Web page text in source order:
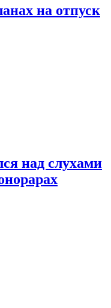
на отпуск
над слухами